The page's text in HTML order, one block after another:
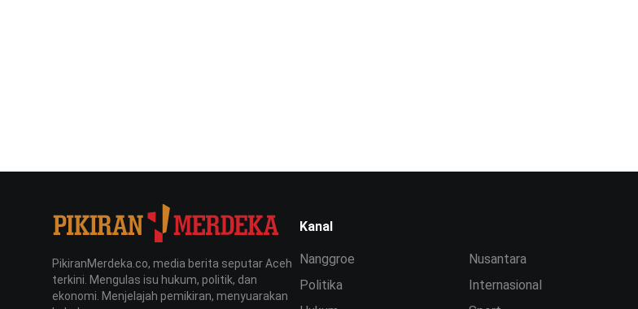
PikiranMerdeka.co, media berita seputar Aceh
terkini. Mengulas isu hukum, politik, dan
ekonomi. Menjelajah pemikiran, menyuarakan
Kanal
Nanggroe
Politika
Nusantara
Internasional